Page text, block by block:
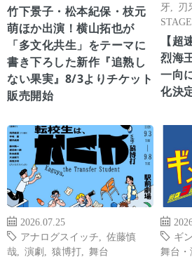
竹下景子・松本紀保・枝元
萌ほか出演！横山拓也が
「多文化共生」をテーマに
書き下ろした新作『追熟し
ない果実』8/3よりチケット
販売開始
牙
刃
STAGE
【
烈海
一向
化決
2026.07.25
アナログスイッチ
佐藤慎
哉
演劇 猿博打 舞台
ギ
舞台・